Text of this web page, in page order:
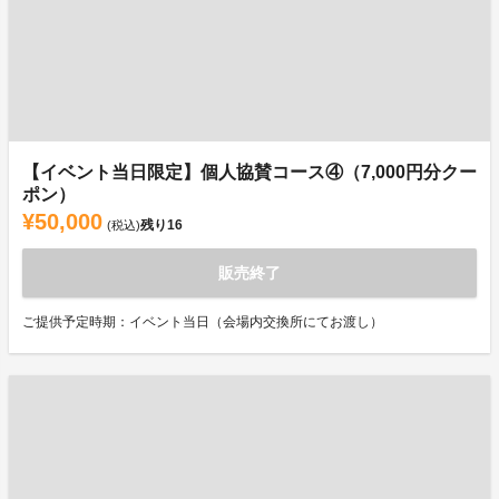
【イベント当日限定】個人協賛コース④（7,000円分クー
ポン）
¥50,000 (税込)残り16
販売終了
ご提供予定時期：イベント当日（会場内交換所にてお渡し）